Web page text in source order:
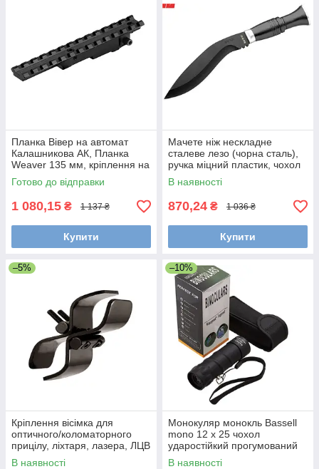
Планка Вівер на автомат
Калашникова АК, Планка
Weaver 135 мм, кріплення на
прицільну планку
Готово до відправки
1 080,15 ₴ 1 137 ₴
Купити
Мачете ніж нескладне
сталеве лезо (чорна сталь),
ручка міцний пластик, чохол
піхви штучних шкіряних
волокон
В наявності
870,24 ₴ 1 036 ₴
Купити
–5%
Кріплення вісімка для
оптичного/коломаторного
прицілу, ліхтаря, лазера, ЛЦВ
В наявності
–10%
Монокуляр монокль Bassell
mono 12 x 25 чохол
ударостійкий прогумований
вологостійкий корпус ремінь
В наявності